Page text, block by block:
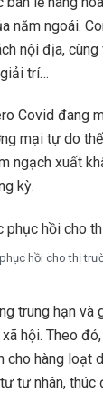
năm ngoái.
nội địa,
trí…
Covid đang
mại tự do
ngạch xuất
kỳ.
hồi cho thị
trung hạn
hội. Theo
hàng loạt
tư nhân,